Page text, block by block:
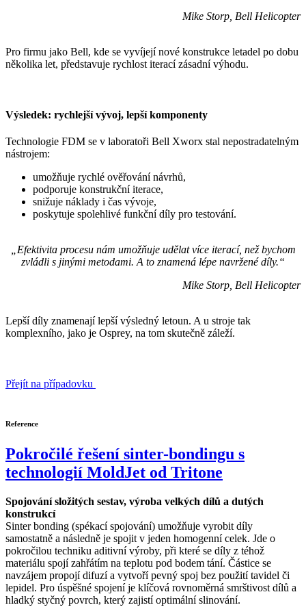
Mike Storp, Bell Helicopter
Pro firmu jako Bell, kde se vyvíjejí nové konstrukce letadel po dobu
několika let, představuje rychlost iterací zásadní výhodu.
Výsledek: rychlejší vývoj, lepší komponenty
Technologie FDM se v laboratoři Bell Xworx stal nepostradatelným
nástrojem:
umožňuje rychlé ověřování návrhů,
podporuje konstrukční iterace,
snižuje náklady i čas vývoje,
poskytuje spolehlivé funkční díly pro testování.
„Efektivita procesu nám umožňuje udělat více iterací, než bychom
zvládli s jinými metodami. A to znamená lépe navržené díly.“
Mike Storp, Bell Helicopter
Lepší díly znamenají lepší výsledný letoun. A u stroje tak
komplexního, jako je Osprey, na tom skutečně záleží.
Přejít na případovku
Reference
Pokročilé řešení sinter-bondingu s
technologií MoldJet od Tritone
Spojování složitých sestav, výroba velkých dílů a dutých
konstrukcí
Sinter bonding (spékací spojování) umožňuje vyrobit díly
samostatně a následně je spojit v jeden homogenní celek. Jde o
pokročilou techniku aditivní výroby, při které se díly z téhož
materiálu spojí zahřátím na teplotu pod bodem tání. Částice se
navzájem propojí difuzí a vytvoří pevný spoj bez použití tavidel či
lepidel. Pro úspěšné spojení je klíčová rovnoměrná smrštivost dílů a
hladký styčný povrch, který zajistí optimální slinování.